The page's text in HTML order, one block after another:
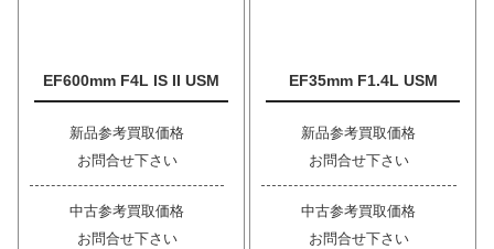
EF600mm F4L IS II USM
新品参考買取価格
お問合せ下さい
中古参考買取価格
お問合せ下さい
EF35mm F1.4L USM
新品参考買取価格
お問合せ下さい
中古参考買取価格
お問合せ下さい